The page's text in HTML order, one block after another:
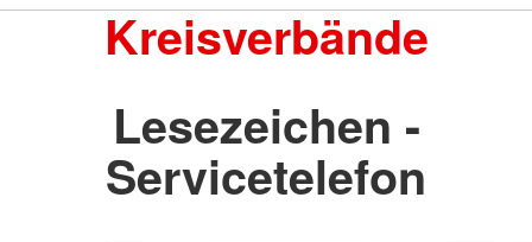
Kreisverbände
Lesezeichen -
Servicetelefon